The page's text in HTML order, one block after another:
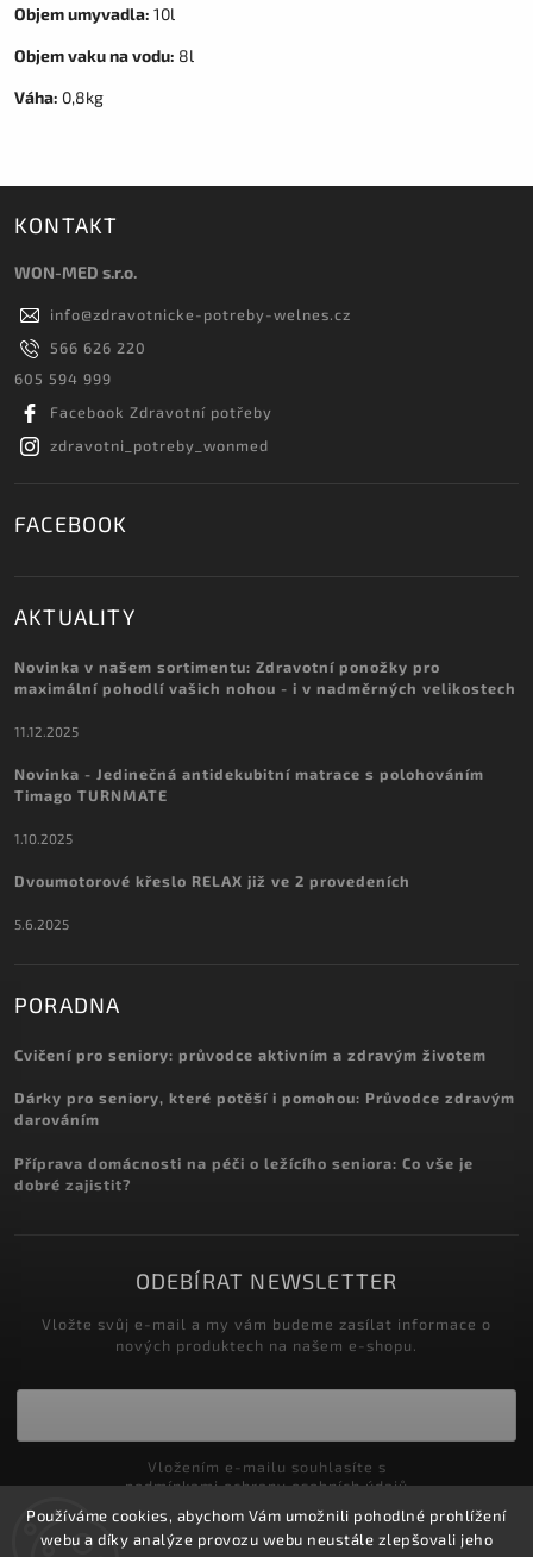
Používáme cookies, abychom Vám umožnili pohodlné prohlížení
webu a díky analýze provozu webu neustále zlepšovali jeho
Objem umyvadla: 10l
Objem vaku na vodu: 8l
Váha: 0,8kg
KONTAKT
WON-MED s.r.o.
info@zdravotnicke-potreby-welnes.cz
566 626 220
605 594 999
Facebook Zdravotní potřeby
zdravotni_potreby_wonmed
FACEBOOK
AKTUALITY
Novinka v našem sortimentu: Zdravotní ponožky pro
maximální pohodlí vašich nohou - i v nadměrných velikostech
11.12.2025
Novinka - Jedinečná antidekubitní matrace s polohováním
Timago TURNMATE
1.10.2025
Dvoumotorové křeslo RELAX již ve 2 provedeních
5.6.2025
PORADNA
Cvičení pro seniory: průvodce aktivním a zdravým životem
Dárky pro seniory, které potěší i pomohou: Průvodce zdravým
darováním
Příprava domácnosti na péči o ležícího seniora: Co vše je
dobré zajistit?
ODEBÍRAT NEWSLETTER
Vložte svůj e-mail a my vám budeme zasílat informace o
nových produktech na našem e-shopu.
podmínkami ochrany osobních údajů
Přihlásit se